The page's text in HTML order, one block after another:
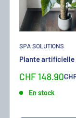
SPA SOLUTIONS
Plante artificielle
Sonderpreis
CHF 148.90
En stock